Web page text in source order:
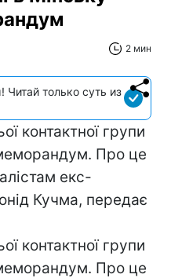
2 мин
только суть из
контактної групи
Про це
екс-
Кучма, передає
контактної групи
Про це